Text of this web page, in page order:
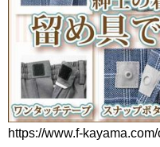
https://www.f-